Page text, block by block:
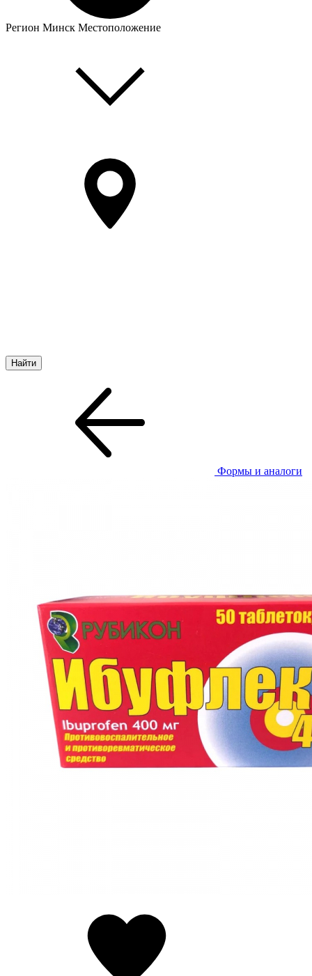
Регион Минск Местоположение
Формы и аналоги